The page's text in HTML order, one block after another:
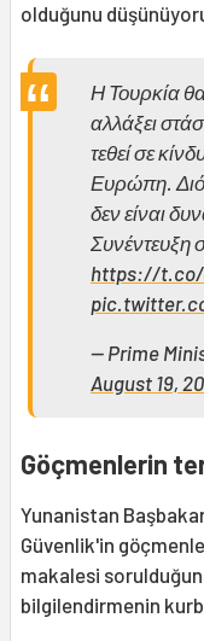
olduğunu
Η Τουρκία
αλλάξει
τεθεί σε
Ευρώπη.
δεν είναι
Συνέντευξη
https://t.co/
— Prime
August 19,
Göçmenlerin
Yunanistan
Güvenlik'in
makalesi
bilgilendirmenin